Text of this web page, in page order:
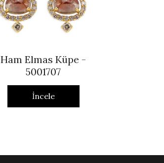
Ham Elmas Küpe -
5001707
İncele